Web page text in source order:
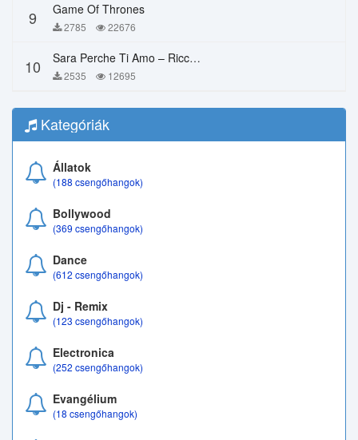
9 Game Of Thrones
2785 22676
10 Sara Perche Ti Amo – Ricchi E Poveri
2535 12695
Kategóriák
Állatok
(188 csengőhangok)
Bollywood
(369 csengőhangok)
Dance
(612 csengőhangok)
Dj - Remix
(123 csengőhangok)
Electronica
(252 csengőhangok)
Evangélium
(18 csengőhangok)